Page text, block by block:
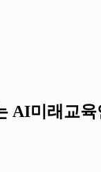
AI미래교